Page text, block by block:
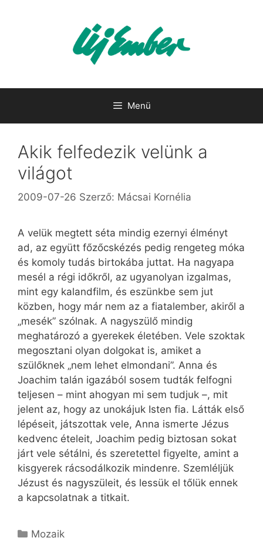
Menü
Akik felfedezik velünk a
világot
2009-07-26 Szerző: Mácsai Kornélia
A velük megtett séta mindig ezernyi élményt
ad, az együtt főzőcskézés pedig rengeteg móka
és komoly tudás birtokába juttat. Ha nagyapa
mesél a régi időkről, az ugyanolyan izgalmas,
mint egy kalandfilm, és eszünkbe sem jut
közben, hogy már nem az a fiatalember, akiről a
„mesék” szólnak. A nagyszülő mindig
meghatározó a gyerekek életében. Vele szoktak
megosztani olyan dolgokat is, amiket a
szülőknek „nem lehet elmondani”. Anna és
Joachim talán igazából sosem tudták felfogni
teljesen – mint ahogyan mi sem tudjuk –, mit
jelent az, hogy az unokájuk Isten fia. Látták első
lépéseit, játszottak vele, Anna ismerte Jézus
kedvenc ételeit, Joachim pedig biztosan sokat
járt vele sétálni, és szeretettel figyelte, amint a
kisgyerek rácsodálkozik mindenre. Szemléljük
Jézust és nagyszüleit, és lessük el tőlük ennek
a kapcsolatnak a titkait.
Kategória
Mozaik